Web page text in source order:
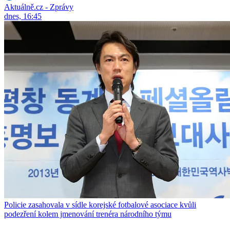
Aktuálně.cz - Zprávy
dnes, 16:45
Policie zasahovala v sídle korejské fotbalové asociace kvůli
podezření kolem jmenování trenéra národního týmu